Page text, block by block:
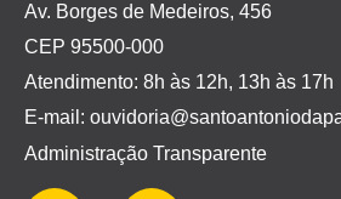
Av. Borges de Medeiros, 456
CEP 95500-000
Atendimento: 8h às 12h, 13h às 17h
E-mail:
Administração Transparente